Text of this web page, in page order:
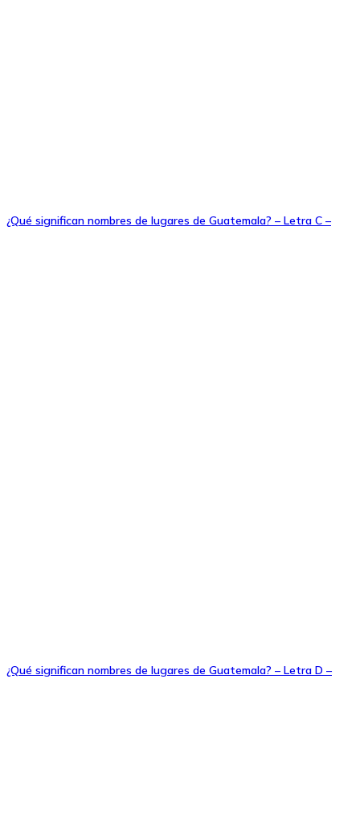
¿Qué significan nombres de lugares de Guatemala? – Letra C –
¿Qué significan nombres de lugares de Guatemala? – Letra D –